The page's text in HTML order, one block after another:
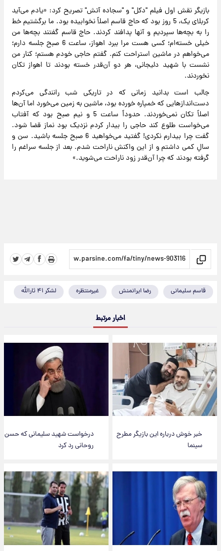
بازیگر نقش اول فیلم "دکل" و "سجاده آتش" تصریح کرد: «یادم می‌آید
کربلای یک، 5 روز بود که حاج قاسم اصلاً نخوابیده بود. ما برگشتیم خط
را به بچه‌ها سپردیم و آنها پدافند کردند. حاج قاسم گفتند بچه‌ها من
خیلی خسته‌ام؛ کسی هست مرا ببرد اهواز، ساعت 6 صبح جلسه دارم؛
می‌خواهم در ماشین استراحت کنم. گفتم حاجی خودم هستم؛ کنار من
نشست با شهید دلیجانی، هر دو آن‌قدر خسته بودند تا اهواز تکان
نخوردند.
جالب است بدانید زمانی که در تاریکی شب رانندگی می‌کردم
دست‌اندازهایی که خمپاره خورده بود، ماشین به زمین می‌خورد اما آن‌ها
اصلاً تکان نمی‌خوردند. حدوداً ساعت 5 و نیم صبح بود که آفتاب
می‌خواست طلوع کند حاجی را بیدار کردم نزدیک بود نماز قضا شود.
گفت چرا بیدارم نکردی! گفتید می‌خواهید 6 صبح جلسه باشید. سن و
سالِ کمی داشتم و از این واکنش ناراحت شدم. بعد از جلسه سراغم را
گرفته بودند که چرا آن‌قدر زود ناراحت می‌شوید.»
قاسم سلیمانی رضا ایرانمنش غیرمنتظره لشکر ۴۱ ثارالله
اخبار مرتبط
خبر خوش درباره این بازیگر مطرح
سینما
درخواست شهید سلیمانی که حسن
روحانی رد کرد